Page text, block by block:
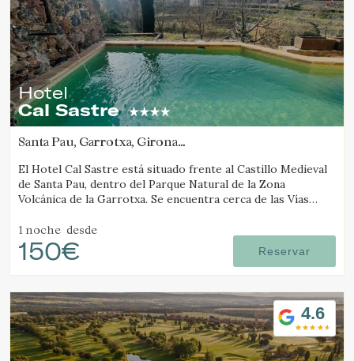
Hotel
Cal Sastre
Santa Pau, Garrotxa, Girona
El Hotel Cal Sastre está situado frente al Castillo Medieval
de Santa Pau, dentro del Parque Natural de la Zona
Volcánica de la Garrotxa. Se encuentra cerca de las Vías
1 noche desde
150€ Reservar
4.6
Estas cookies son utilizadas para almacenar información
sobre las preferencias y elecciones personales del usuario
a través de la observación continuada de sus hábitos de
navegación. Gracias a ellas, podemos conocer los hábitos
de navegación en el sitio web y mostrar publicidad
relacionada con el perfil de navegación del usuario.